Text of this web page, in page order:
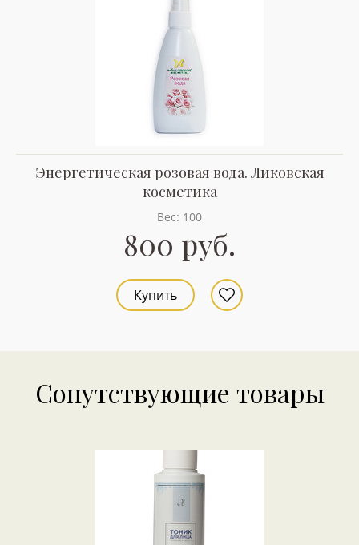
Энергетическая розовая вода. Ликовская
косметика
Вес: 100
800 руб.
Купить
Сопутствующие товары